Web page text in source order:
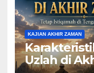
KAJIAN AKHIR ZAMAN
Uzlah di